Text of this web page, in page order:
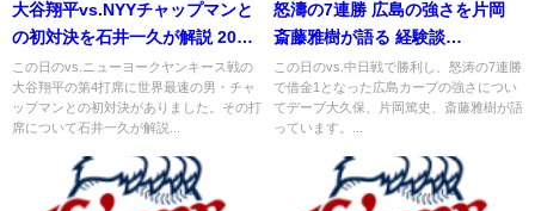
大谷翔平vs.NYYチャップマンと
の初対決を石井一久が解説 2018
年5月26日
この日のvs.ニューヨークヤンキース戦の
大谷翔平の第4打席に世界最速の男・チャ
ップマンとの初対決がありました。その打
席について石井一久が解説...
怒濤の7連勝 広島の強さを片岡
斎藤雅樹が語る 経験談
2019.4.25
この日のvs.中日戦で勝利し、怒涛の7連勝
で借金1となった広島カープの強さについ
てデーブ大久保、片岡篤史、斎藤雅樹が語
っています。...